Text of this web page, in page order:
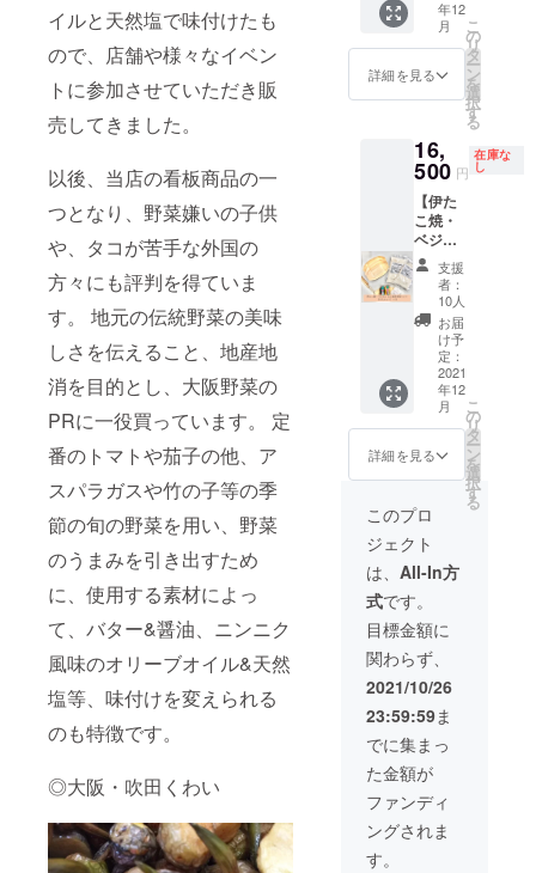
イルと天然塩で味付けたも
ので、店舗や様々なイベン
トに参加させていただき販
売してきました。
以後、当店の看板商品の一
つとなり、野菜嫌いの子供
や、タコが苦手な外国の
方々にも評判を得ていま
す。 地元の伝統野菜の美味
しさを伝えること、地産地
消を目的とし、大阪野菜の
PRに一役買っています。 定
番のトマトや茄子の他、ア
スパラガスや竹の子等の季
節の旬の野菜を用い、野菜
のうまみを引き出すため
に、使用する素材によっ
て、バター&醤油、ニンニク
風味のオリーブオイル&天然
塩等、味付けを変えられる
のも特徴です。
◎大阪・吹田くわい
お早め
にどう
格は税/
送料込
なりま
す
ます 〇
ガー
リック
オイル
オリジ
ナルオ
イルで
す(青森
県産に
んにく
を使用)
〇食品
にはそ
れぞれ
賞味期
限がご
ざいま
すので
お早め
ぞ 〇価
格は税/
みのお
値段と
なりま
す
価格
6,700
円、
20％OF
送料込
み）
【セッ
ト内
容】 ・
オリジ
ナル
ミック
ス粉×2
・おい
しい塩
(瓶)×1
・計量
カップ
×1 ・
ピック
×2 ・舟
×4 ・オ
ルソー
(180ml)
×1 ・
リック
オイル
(180ml)
×1 ・作
り方手
こちら
のセッ
トで約
５０個
のたこ
焼きが
できま
セット
お届け
しま
す。 ご
家族、
友人、
人にプ
レゼン
トする
も良
し。 お
うちで
たこ焼
きを二
倍楽し
むの良
し。
【セッ
ト内
容】 ・
オリジ
ナル
ミック
しい塩
(袋)×1
・ピッ
ク×2 ・
舟×4 ・
オリジ
ナル
ソース
(33ml)×
2 ・
ガー
リック
オイル
(33ml)×
2 ・作
り方手
順書 〇
１セッ
程のご
相談を
行いま
す。
伊たこ
焼・ベ
ジたこ8
個入
400食
目の前
立てを
ご提
供！ 当
プロ
ジェク
ト終了
後、直
接ご連
絡させ
ていた
だき場
所や日
程のご
相談を
行いま
す。
年12
月
詳細を見る
こ
の
リ
タ
ー
ン
を
選
択
す
る
16,
500 円
在庫な
し
【伊た
こ焼・
ベジた
こ たこ
焼き奉
行セッ
ト(4人
セッ
ト)】×
にも合
うよう
に独自
で研究
開発し
た粉、
ガー
リック
オイル
とソー
スで伊
たこ
焼・ベ
ジたこ
の味
に。
ピック
や木舟
付きな
ので、
お家で
さなが
らたこ
焼き屋
支援
者：
10人
お届
け予
定：
2021
年12
月
詳細を見る
こ
の
リ
タ
ー
ン
を
選
択
す
る
このプロ
ジェクト
は、 All-In方
式です。
目標金額に
関わらず、
2021/10/26
23:59:59ま
でに集まっ
た金額が
ファンディ
ングされま
す。